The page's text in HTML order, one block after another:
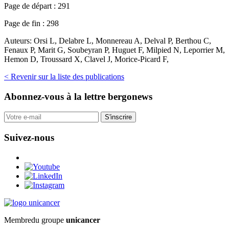
Page de départ : 291
Page de fin : 298
Auteurs: Orsi L, Delabre L, Monnereau A, Delval P, Berthou C,
Fenaux P, Marit G, Soubeyran P, Huguet F, Milpied N, Leporrier M,
Hemon D, Troussard X, Clavel J, Morice-Picard F,
< Revenir sur la liste des publications
Abonnez-vous à la lettre bergonews
S'inscrire
Suivez-nous
Membredu groupe unicancer